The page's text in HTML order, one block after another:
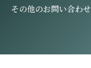
その他のお問い合わせ